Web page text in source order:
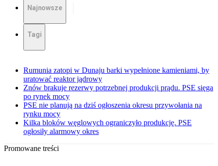
Najnowsze
Tagi
Rumunia zatopi w Dunaju barki wypełnione kamieniami, by
uratować reaktor jądrowy
Znów brakuje rezerwy potrzebnej produkcji prądu. PSE sięga
po rynek mocy
PSE nie planują na dziś ogłoszenia okresu przywołania na
rynku mocy
Kilka bloków węglowych ograniczyło produkcję. PSE
ogłosiły alarmowy okres
Promowane treści